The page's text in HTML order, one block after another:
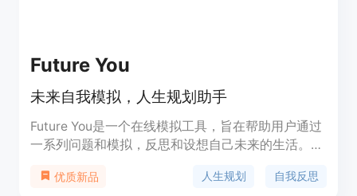
Future You
未来自我模拟，人生规划助手
Future You是一个在线模拟工具，旨在帮助用户通过
一系列问题和模拟，反思和设想自己未来的生活。用
问题，与AI生成的未来自我进行互动，从而获得对未
优质新品 人生规划 自我反思